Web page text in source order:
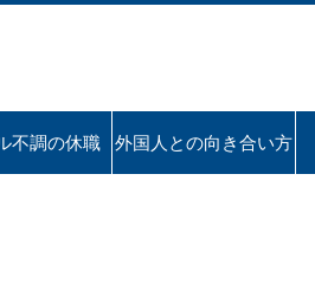
不調の休職 外国人との向き合い方